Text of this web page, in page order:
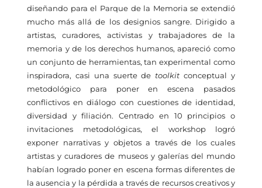
diseñando para el Parque de la Memoria se extendió
mucho más allá de los designios sangre. Dirigido a
artistas, curadores, activistas y trabajadores de la
memoria y de los derechos humanos, apareció como
un conjunto de herramientas, tan experimental como
inspiradora, casi una suerte detoolkit conceptual y
metodológico para poner en escena pasados
conflictivos en diálogo con cuestiones de identidad,
diversidad y filiación. Centrado en 10 principios o
invitaciones metodológicas, el workshop logró
exponer narrativas y objetos a través de los cuales
artistas y curadores de museos y galerías del mundo
habían logrado poner en escena formas diferentes de
la ausencia y la pérdida a través de recursos creativos y